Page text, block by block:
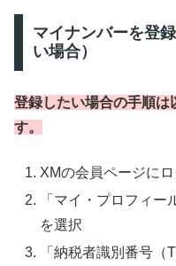
マイナンバーを登
い場合）
登録したい場合の手順は
す。
XMの会員ページに
「マイ・プロフィ
を選択
「納税者識別番号